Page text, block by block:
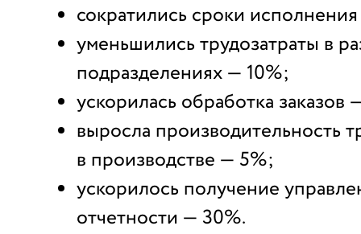
сократились сроки
уменьшились трудозатраты в
подразделениях — 10%;
ускорилась обработка заказов
выросла производительность
в производстве — 5%;
ускорилось получение
отчетности — 30%.